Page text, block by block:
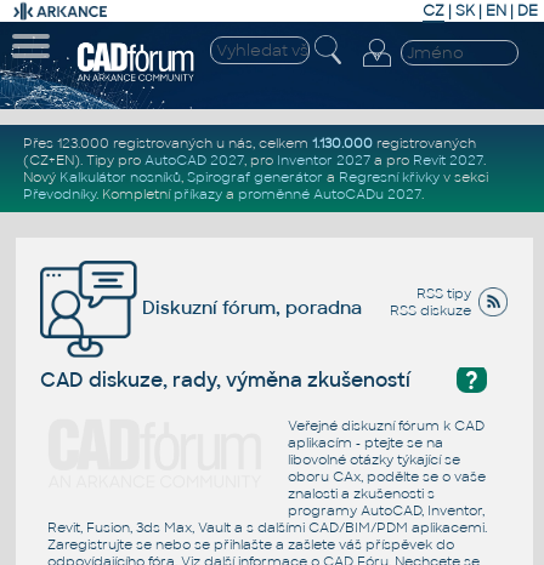
CZ | SK| EN | DE
Přes 123.000 registrovaných u nás, celkem 1.130.000registrovaných
(CZ+EN). Tipy pro AutoCAD 2027, pro Inventor 2027a pro Revit 2027.
Nový Kalkulátor nosníků, Spirograf generátor a Regresní křivkyv sekci
Převodníky. Kompletní příkazya proměnné AutoCADu 2027.
RSS tipy
RSS diskuze
Diskuzní fórum, poradna
?
CAD diskuze, rady, výměna zkušeností
Veřejné diskuzní fórum k CAD
aplikacím - ptejte se na
libovolné otázky týkající se
oboru CAx, podělte se o vaše
znalosti a zkušenosti s
programy AutoCAD, Inventor,
Revit, Fusion, 3ds Max, Vault a s dalšími CAD/BIM/PDM aplikacemi.
Zaregistrujte se nebo se přihlašte a zašlete váš příspěvek do
odpovídajícího fóra. Viz další informace o CAD Fóru. Nechcete se